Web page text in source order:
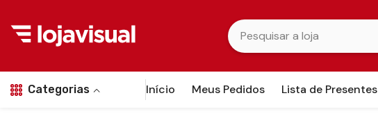
Categorias Início Meus Pedidos Lista de Presentes